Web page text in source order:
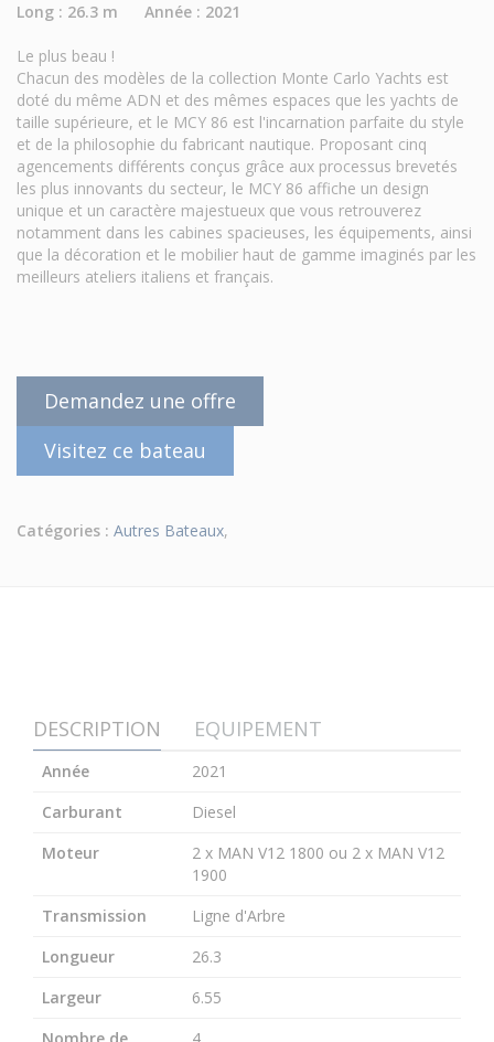
Long : 26.3 m Année : 2021
Le plus beau !
Chacun des modèles de la collection Monte Carlo Yachts est
doté du même ADN et des mêmes espaces que les yachts de
taille supérieure, et le MCY 86 est l'incarnation parfaite du style
et de la philosophie du fabricant nautique. Proposant cinq
agencements différents conçus grâce aux processus brevetés
les plus innovants du secteur, le MCY 86 affiche un design
unique et un caractère majestueux que vous retrouverez
notamment dans les cabines spacieuses, les équipements, ainsi
que la décoration et le mobilier haut de gamme imaginés par les
meilleurs ateliers italiens et français.
Demandez une offre
Visitez ce bateau
Catégories : Autres Bateaux,
DESCRIPTION EQUIPEMENT
Année
2021
Carburant
Diesel
Moteur
2 x MAN V12 1800 ou 2 x MAN V12
1900
Transmission
Ligne d'Arbre
Longueur
26.3
Largeur
6.55